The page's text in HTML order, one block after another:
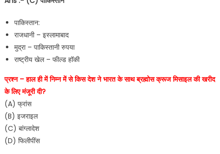
पाकिस्तान:
राजधानी – इस्लामाबाद
मुद्रा – पाकिस्तानी रुपया
राष्ट्रीय खेल – फील्ड हॉकी
प्रश्न – हाल ही में निम्न में से किस देश ने भारत के साथ ब्रह्मोस क्रूज मिसाइल की खरीद
के लिए मंजूरी दी?
(A) फ्रांस
(B) इजराइल
(C) बांग्लादेश
(D) फिलीपींस